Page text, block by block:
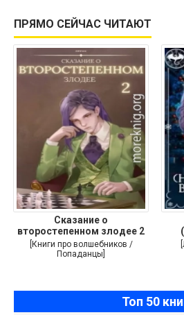
ПРЯМО СЕЙЧАС ЧИТАЮТ
Сказание о
второстепенном злодее 2
[Книги про волшебников /
Попаданцы]
Топ 50